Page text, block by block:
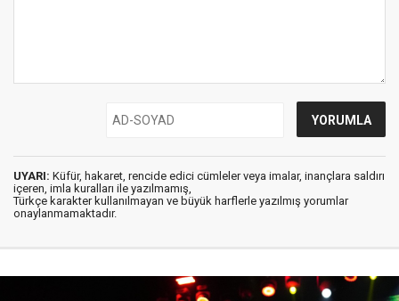
UYARI: Küfür, hakaret, rencide edici cümleler veya imalar, inançlara saldırı
içeren, imla kuralları ile yazılmamış,
Türkçe karakter kullanılmayan ve büyük harflerle yazılmış yorumlar
onaylanmamaktadır.